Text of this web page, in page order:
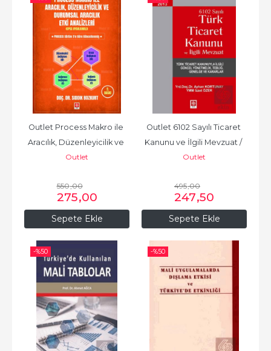
Sepete Ekle
Outlet Process Makro ile
Aracılık, Düzenleyicilik ve
Durumsal Aracılık...
Outlet
550,00
275,00
Sepete Ekle
Outlet 6102 Sayılı Ticaret
Kanunu ve İlgili Mevzuat /
Ayhan Kortunay
Outlet
495,00
247,50
-%50 -%50